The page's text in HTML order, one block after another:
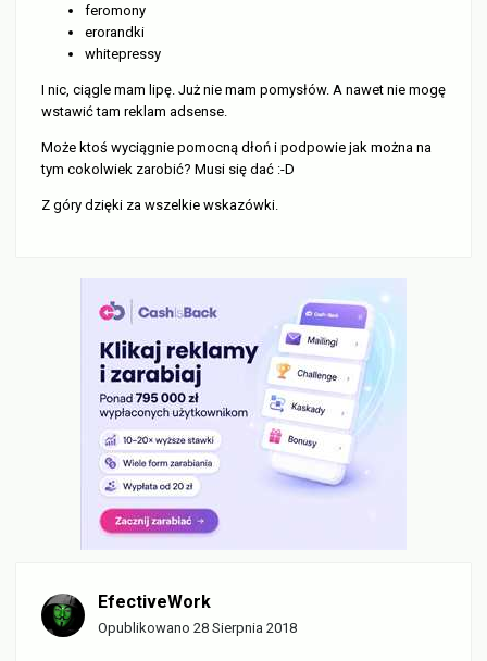
feromony
erorandki
whitepressy
I nic, ciągle mam lipę. Już nie mam pomysłów. A nawet nie mogę
wstawić tam reklam adsense.
Może ktoś wyciągnie pomocną dłoń i podpowie jak można na
tym cokolwiek zarobić? Musi się dać :-D
Z góry dzięki za wszelkie wskazówki.
EfectiveWork
Opublikowano 28 Sierpnia 2018